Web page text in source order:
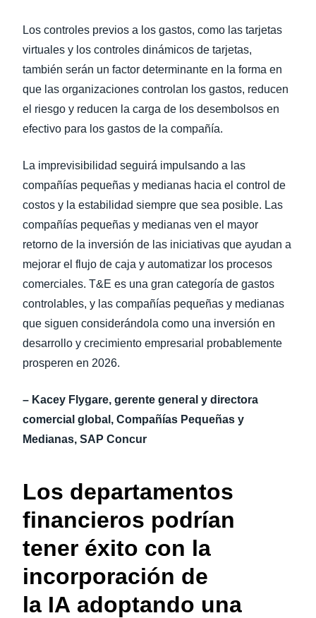
Los controles previos a los gastos, como las tarjetas
virtuales y los controles dinámicos de tarjetas,
también serán un factor determinante en la forma en
que las organizaciones controlan los gastos, reducen
el riesgo y reducen la carga de los desembolsos en
efectivo para los gastos de la compañía.
La imprevisibilidad seguirá impulsando a las
compañías pequeñas y medianas hacia el control de
costos y la estabilidad siempre que sea posible. Las
compañías pequeñas y medianas ven el mayor
retorno de la inversión de las iniciativas que ayudan a
mejorar el flujo de caja y automatizar los procesos
comerciales. T&E es una gran categoría de gastos
controlables, y las compañías pequeñas y medianas
que siguen considerándola como una inversión en
desarrollo y crecimiento empresarial probablemente
prosperen en 2026.
– Kacey Flygare, gerente general y directora
comercial global, Compañías Pequeñas y
Medianas, SAP Concur
Los departamentos
financieros podrían
tener éxito con la
incorporación de
la IA adoptando una